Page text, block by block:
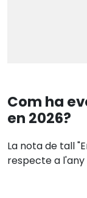
Com ha
en 2026?
La nota de tall
respecte a l'any